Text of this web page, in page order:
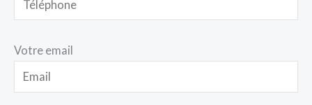
Votre email